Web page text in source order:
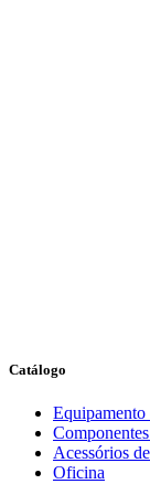
Catálogo
Equipamento
Acessórios
Oficina